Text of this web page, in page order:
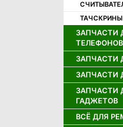
ТАЧСКРИНЫ
ЗАПЧАСТИ
ТЕЛЕФОНОВ
ТЕЛЕФОНОВ
ДИНАМИКИ
ТЕЛЕФОНОВ
ДИСПЛЕИ
ЗАРЯДНЫЕ
ЗАПЧАСТИ
ДИСПЛЕИ
ЧАСОВ
ЗАПЧАСТИ
ДИСПЛЕИ И
ПЛАНШЕТОВ
ЗАПЧАСТИ
ГАДЖЕТОВ
ЗАПЧАСТИ
ПРИСТАВОК
ВСЁ ДЛЯ